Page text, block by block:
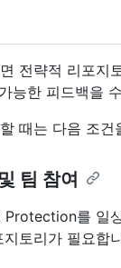
전략적 리포지
능한 피드백을
때는 다음 조건
팀 참여
를 일
토리가 필요합